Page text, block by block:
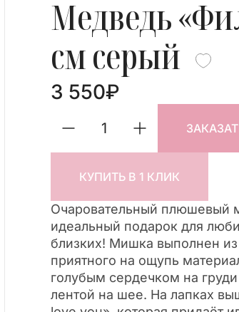
Медведь
см серый
3 550₽
КУПИТЬ В 1 КЛИК
Очаровательный плюшевый
идеальный подарок для
близких! Мишка выполнен из
приятного на ощупь
голубым сердечком на
лентой на шее. На лапках